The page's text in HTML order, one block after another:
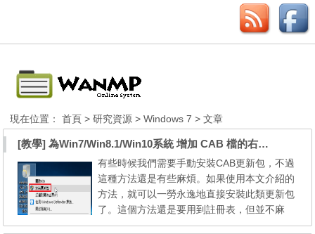
現在位置：首頁 >研究資源 >Windows 7 > 文章
[教學] 為Win7/Win8.1/Win10系統 增加 CAB 檔的右鍵安裝的功能
有些時候我們需要手動安裝CAB更新包，不過
這種方法還是有些麻煩。如果使用本文介紹的
方法，就可以一勞永逸地直接安裝此類更新包
了。這個方法還是要用到註冊表，但並不麻
煩，適用於Win7/Win8.1/Win10系統。 直接使